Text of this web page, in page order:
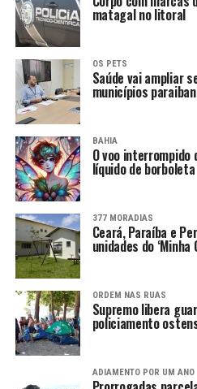
matagal no litoral
OS PETS
Saúde vai ampliar
municípios
BAHIA
O voo interrompido
líquido de borboleta
377 MORADIAS
Ceará, Paraíba e
unidades do ‘Minha
ORDEM NAS RUAS
Supremo libera
policiamento
ADIAMENTO POR UM ANO